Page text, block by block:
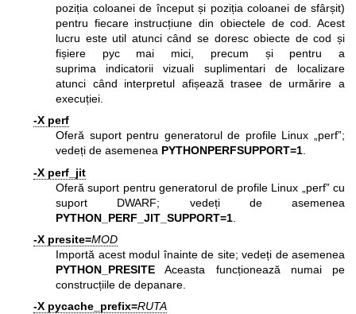
poziția coloanei de început și poziția coloanei de sfârșit)
pentru fiecare instrucțiune din obiectele de cod. Acest
lucru este util atunci când se doresc obiecte de cod și
fișiere pyc mai mici, precum și pentru a
suprima indicatorii vizuali suplimentari de localizare
atunci când interpretul afișează trasee de urmărire a
execuției.
-X perf
Oferă suport pentru generatorul de profile Linux „perf”;
vedeți de asemenea PYTHONPERFSUPPORT=1
-X perf_jit
Oferă suport pentru generatorul de profile Linux „perf” cu
suport DWARF; vedeți de asemenea
PYTHON_PERF_JIT_SUPPORT=1
-X presite=MOD
Importă acest modul înainte de site; vedeți de asemenea
PYTHON_PRESITE Aceasta funcționează numai pe
construcțiile de depanare.
-X pycache_prefix=RUTA